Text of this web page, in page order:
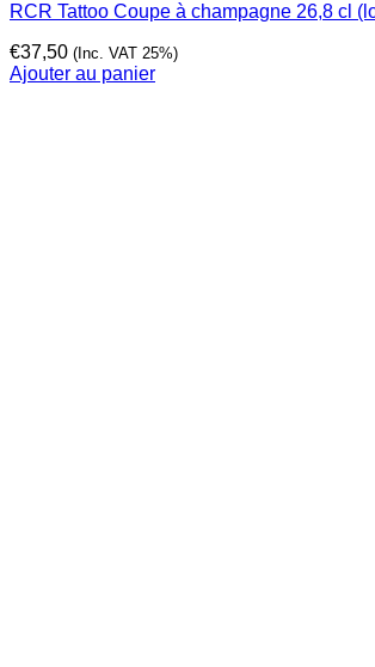
RCR Tattoo Coupe à champagne 26,8 cl
€37,50 (Inc. VAT 25%)
Ajouter au panier